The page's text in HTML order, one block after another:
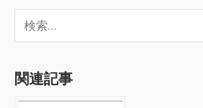
ー
シ
ョ
ン
索:
関連記事